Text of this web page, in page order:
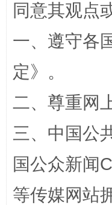
全民健身五年计划
同意其观点
一、遵守各
定》。
二、尊重网
三、中国公
国公众新闻
等传媒网站